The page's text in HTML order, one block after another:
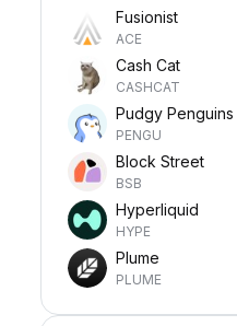
Fusionist
ACE
Cash Cat
CASHCAT
Pudgy Penguins
PENGU
Block Street
BSB
Hyperliquid
HYPE
Plume
PLUME